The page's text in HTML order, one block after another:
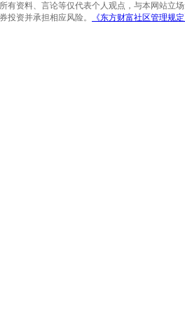
有资料、言论等仅代表个人观点，与本网站立
投资并承担相应风险。
《东方财富社区管理规